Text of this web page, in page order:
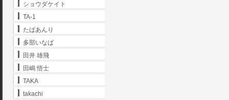
ショウダケイト
TA-1
たばあんり
多部いなば
田井 雄飛
田嶋 悟士
TAKA
takachi